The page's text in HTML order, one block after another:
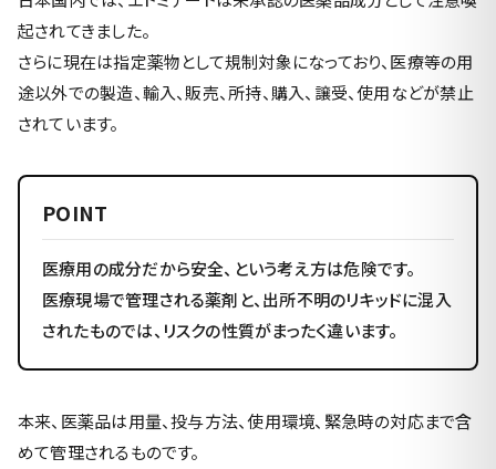
起されてきました。
さらに現在は指定薬物として規制対象になっており、医療等の用
途以外での製造、輸入、販売、所持、購入、譲受、使用などが禁止
されています。
POINT
医療用の成分だから安全、という考え方は危険です。
医療現場で管理される薬剤と、出所不明のリキッドに混入
されたものでは、リスクの性質がまったく違います。
本来、医薬品は用量、投与方法、使用環境、緊急時の対応まで含
めて管理されるものです。